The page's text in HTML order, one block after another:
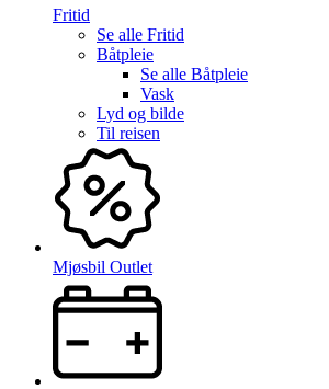
Fritid
Se alle Fritid
Båtpleie
Se alle Båtpleie
Vask
Lyd og bilde
Til reisen
Mjøsbil Outlet